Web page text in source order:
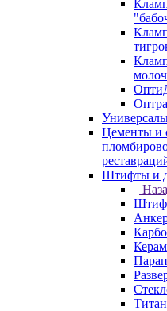
Цементы и
Штифты и